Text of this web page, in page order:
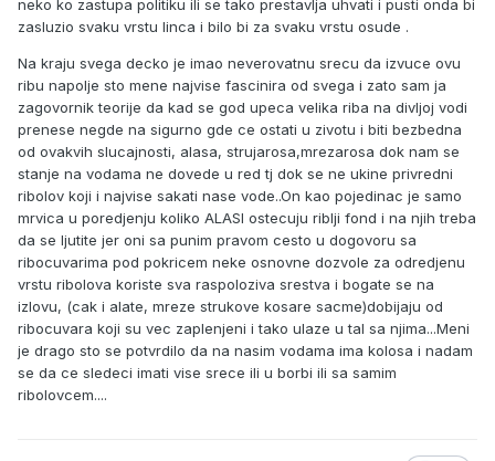
neko ko zastupa politiku ili se tako prestavlja uhvati i pusti onda bi
zasluzio svaku vrstu linca i bilo bi za svaku vrstu osude .
Na kraju svega decko je imao neverovatnu srecu da izvuce ovu
ribu napolje sto mene najvise fascinira od svega i zato sam ja
zagovornik teorije da kad se god upeca velika riba na divljoj vodi
prenese negde na sigurno gde ce ostati u zivotu i biti bezbedna
od ovakvih slucajnosti, alasa, strujarosa,mrezarosa dok nam se
stanje na vodama ne dovede u red tj dok se ne ukine privredni
ribolov koji i najvise sakati nase vode..On kao pojedinac je samo
mrvica u poredjenju koliko ALASI ostecuju riblji fond i na njih treba
da se ljutite jer oni sa punim pravom cesto u dogovoru sa
ribocuvarima pod pokricem neke osnovne dozvole za odredjenu
vrstu ribolova koriste sva raspoloziva srestva i bogate se na
izlovu, (cak i alate, mreze strukove kosare sacme)dobijaju od
ribocuvara koji su vec zaplenjeni i tako ulaze u tal sa njima...Meni
je drago sto se potvrdilo da na nasim vodama ima kolosa i nadam
se da ce sledeci imati vise srece ili u borbi ili sa samim
ribolovcem....